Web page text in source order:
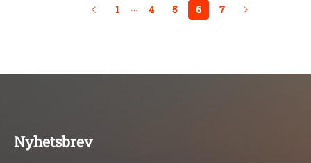
1 … 4 5 6 7
Nyhetsbrev